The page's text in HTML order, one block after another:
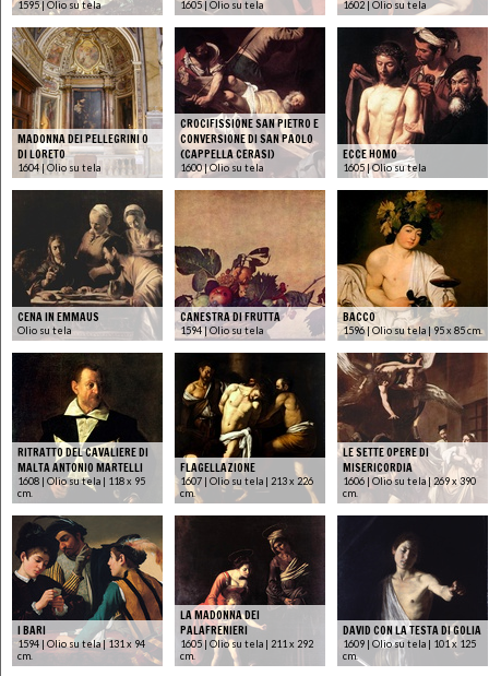
1595 | Olio su tela 1605 | Olio su tela 1602 | Olio su tela
MADONNA DEI PELLEGRINI O
DI LORETO
1604 | Olio su tela
CROCIFISSIONE SAN PIETRO E
CONVERSIONE DI SAN PAOLO
(CAPPELLA CERASI)
1600 | Olio su tela
ECCE HOMO
1605 | Olio su tela
CENA IN EMMAUS
Olio su tela
CANESTRA DI FRUTTA
1594 | Olio su tela
BACCO
1596 | Olio su tela | 95 x 85 cm.
RITRATTO DEL CAVALIERE DI
MALTA ANTONIO MARTELLI
1608 | Olio su tela | 118 x 95
cm.
FLAGELLAZIONE
1607 | Olio su tela | 213 x 226
cm.
LE SETTE OPERE DI
MISERICORDIA
1606 | Olio su tela | 269 x 390
cm.
I BARI
1594 | Olio su tela | 131 x 94
cm.
LA MADONNA DEI
PALAFRENIERI
1605 | Olio su tela | 211 x 292
cm.
DAVID CON LA TESTA DI GOLIA
1609 | Olio su tela | 101 x 125
cm.